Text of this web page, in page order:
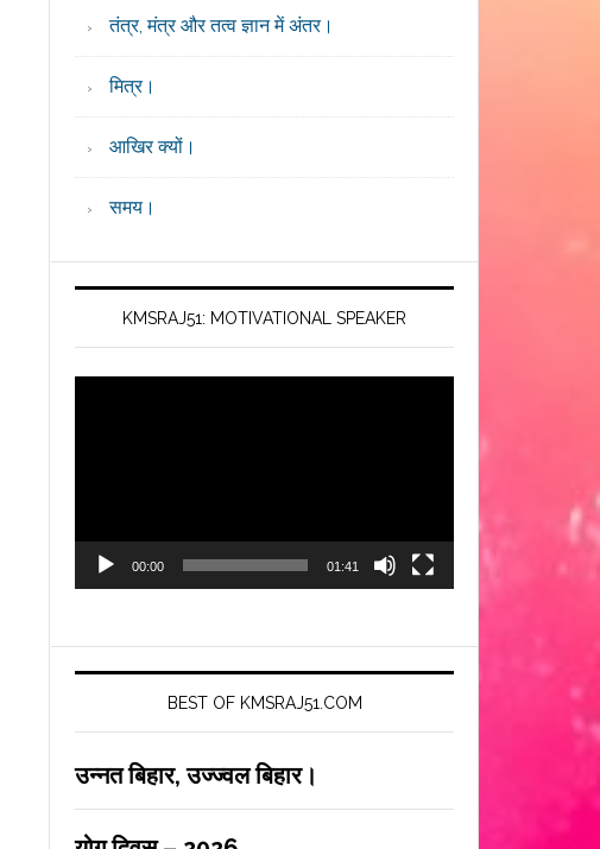
तंत्र, मंत्र और तत्व ज्ञान में अंतर।
मित्र।
आखिर क्यों।
समय।
KMSRAJ51: MOTIVATIONAL SPEAKER
00:00 01:41
BEST OF KMSRAJ51.COM
उन्नत बिहार, उज्ज्वल बिहार।